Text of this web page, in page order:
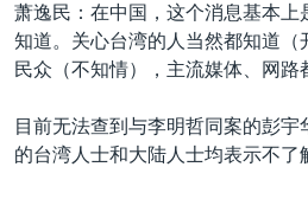
萧逸民：在中国，这个消息基本上
知道。关心台湾的人当然都知道（
民众（不知情），主流媒体、网路
目前无法查到与李明哲同案的彭
的台湾人士和大陆人士均表示不了